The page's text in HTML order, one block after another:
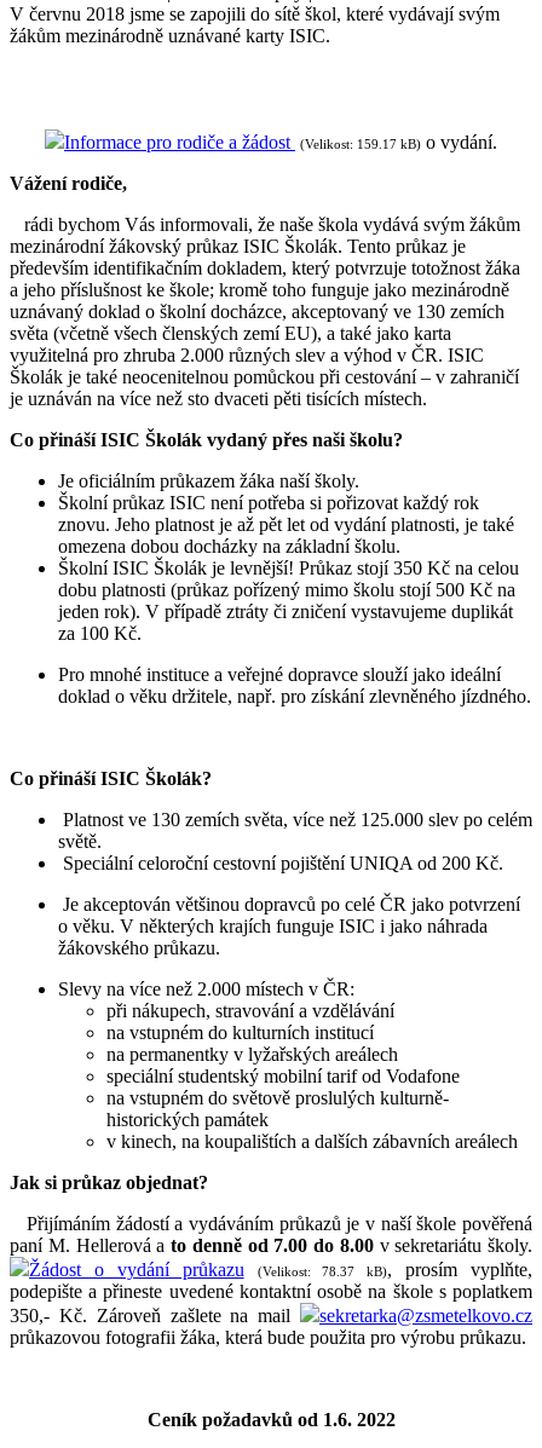
V červnu 2018 jsme se zapojili do sítě škol, které vydávají svým
žákům mezinárodně uznávané karty ISIC.
Informace pro rodiče a žádost (Velikost: 159.17 kB) o vydání.
Vážení rodiče,
rádi bychom Vás informovali, že naše škola vydává svým žákům
mezinárodní žákovský průkaz ISIC Školák. Tento průkaz je
především identifikačním dokladem, který potvrzuje totožnost žáka
a jeho příslušnost ke škole; kromě toho funguje jako mezinárodně
uznávaný doklad o školní docházce, akceptovaný ve 130 zemích
světa (včetně všech členských zemí EU), a také jako karta
využitelná pro zhruba 2.000 různých slev a výhod v ČR. ISIC
Školák je také neocenitelnou pomůckou při cestování – v zahraničí
je uznáván na více než sto dvaceti pěti tisících místech.
Co přináší ISIC Školák vydaný přes naši školu?
Je oficiálním průkazem žáka naší školy.
Školní průkaz ISIC není potřeba si pořizovat každý rok
znovu. Jeho platnost je až pět let od vydání platnosti, je také
omezena dobou docházky na základní školu.
Školní ISIC Školák je levnější! Průkaz stojí 350 Kč na celou
dobu platnosti (průkaz pořízený mimo školu stojí 500 Kč na
jeden rok). V případě ztráty či zničení vystavujeme duplikát
za 100 Kč.
Pro mnohé instituce a veřejné dopravce slouží jako ideální
doklad o věku držitele, např. pro získání zlevněného jízdného.
Co přináší ISIC Školák?
Platnost ve 130 zemích světa, více než 125.000 slev po celém
světě.
Speciální celoroční cestovní pojištění UNIQA od 200 Kč.
Je akceptován většinou dopravců po celé ČR jako potvrzení
o věku. V některých krajích funguje ISIC i jako náhrada
žákovského průkazu.
Slevy na více než 2.000 místech v ČR:
při nákupech, stravování a vzdělávání
na vstupném do kulturních institucí
na permanentky v lyžařských areálech
speciální studentský mobilní tarif od Vodafone
na vstupném do světově proslulých kulturně-
historických památek
v kinech, na koupalištích a dalších zábavních areálech
Jak si průkaz objednat?
Přijímáním žádostí a vydáváním průkazů je v naší škole pověřená
paní M. Hellerová a to denně od 7.00 do 8.00v sekretariátu školy.
Žádost o vydání průkazu
(Velikost: 78.37 kB), prosím vyplňte,
podepište a přineste uvedené kontaktní osobě na škole s poplatkem
350,- Kč. Zároveň zašlete na mail
sekretarka@zsmetelkovo.cz
průkazovou fotografii žáka, která bude použita pro výrobu průkazu.
Ceník požadavků od 1.6. 2022